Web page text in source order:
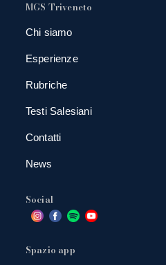
MGS Triveneto
Chi siamo
Esperienze
Rubriche
Testi Salesiani
Contatti
News
Social
Spazio app